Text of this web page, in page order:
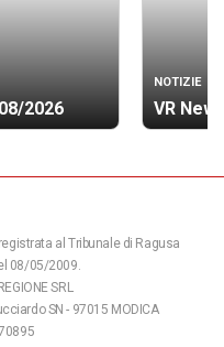
2026
NOTIZIE
VR
al Tribunale di Ragusa
08/05/2009.
SRL
SN - 97015 MODICA